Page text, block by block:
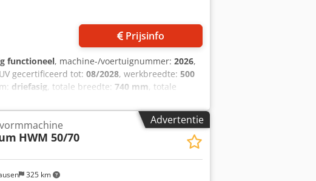
Prijsinfo
functioneel, machine-/voertuignummer: 2026,
gecertificeerd tot: 08/2028, werkbreedte: 500
driefasig, totale breedte: 740 mm, totale
HWM 500 4C Voor alle soorten staven
met invoerband Bediening door 1
met 500 mm bandbreedte Eenvoudige
Aansluiting: 400V, 16A-CEE stekker
x D x H) NIEUWE machine & SAB gekeurd met
Advertentie
325 km
HWM 50/70